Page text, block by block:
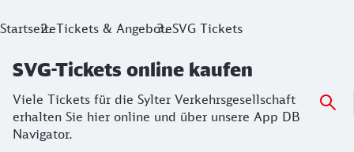
SVG-Tickets online kaufen
StartseiteTickets & AngeboteSVG Tickets
SVG-Tickets online kaufen
Viele Tickets für die Sylter Verkehrsgesellschaft
erhalten Sie hier online und über unsere App DB
Navigator.